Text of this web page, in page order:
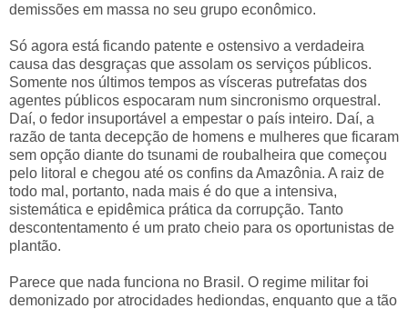
demissões em massa no seu grupo econômico.
Só agora está ficando patente e ostensivo a verdadeira
causa das desgraças que assolam os serviços públicos.
Somente nos últimos tempos as vísceras putrefatas dos
agentes públicos espocaram num sincronismo orquestral.
Daí, o fedor insuportável a empestar o país inteiro. Daí, a
razão de tanta decepção de homens e mulheres que ficaram
sem opção diante do tsunami de roubalheira que começou
pelo litoral e chegou até os confins da Amazônia. A raiz de
todo mal, portanto, nada mais é do que a intensiva,
sistemática e epidêmica prática da corrupção. Tanto
descontentamento é um prato cheio para os oportunistas de
plantão.
Parece que nada funciona no Brasil. O regime militar foi
demonizado por atrocidades hediondas, enquanto que a tão